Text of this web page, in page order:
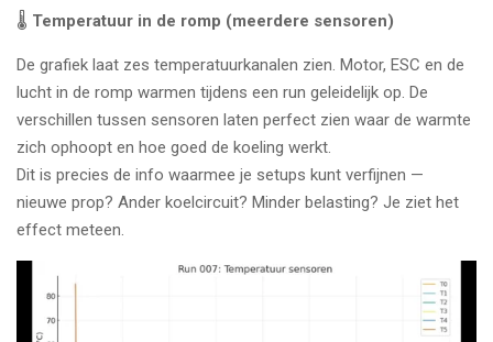
🌡️ Temperatuur in de romp (meerdere sensoren)
De grafiek laat zes temperatuurkanalen zien. Motor, ESC en de
lucht in de romp warmen tijdens een run geleidelijk op. De
verschillen tussen sensoren laten perfect zien waar de warmte
zich ophoopt en hoe goed de koeling werkt.
Dit is precies de info waarmee je setups kunt verfijnen —
nieuwe prop? Ander koelcircuit? Minder belasting? Je ziet het
effect meteen.